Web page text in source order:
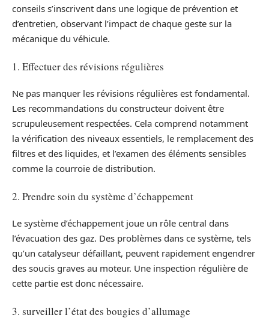
conseils s’inscrivent dans une logique de prévention et
d’entretien, observant l’impact de chaque geste sur la
mécanique du véhicule.
1. Effectuer des révisions régulières
Ne pas manquer les révisions régulières est fondamental.
Les recommandations du constructeur doivent être
scrupuleusement respectées. Cela comprend notamment
la vérification des niveaux essentiels, le remplacement des
filtres et des liquides, et l’examen des éléments sensibles
comme la courroie de distribution.
2. Prendre soin du système d’échappement
Le système d’échappement joue un rôle central dans
l’évacuation des gaz. Des problèmes dans ce système, tels
qu’un catalyseur défaillant, peuvent rapidement engendrer
des soucis graves au moteur. Une inspection régulière de
cette partie est donc nécessaire.
3. surveiller l’état des bougies d’allumage